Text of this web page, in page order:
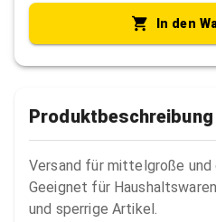
In den
Produktbeschreibung
Versand für mittelgroße und
Geeignet für
und sperrige Artikel.